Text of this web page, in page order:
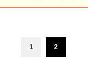
1 2